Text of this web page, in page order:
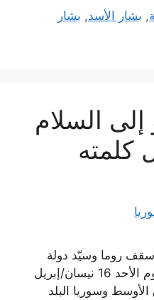
, بشار الأسد, بشار
إلى السلام
كلمته
وأسقف روما وسيّد دولة
الفاتيكان “البابا فرنسيس” اليوم الأحد 16 نيسان/إبريل
الأوسط وسوريا البلد